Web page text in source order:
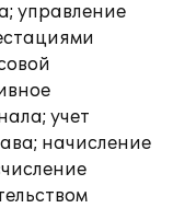
управление
учет
начисление